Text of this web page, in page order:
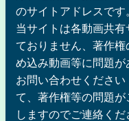
のサイトアドレスです
当サイトは各動画共
ておりません、著作
め込み動画等に問題
お問い合わせくださ
て、著作権等の問題
しますのでご連絡く